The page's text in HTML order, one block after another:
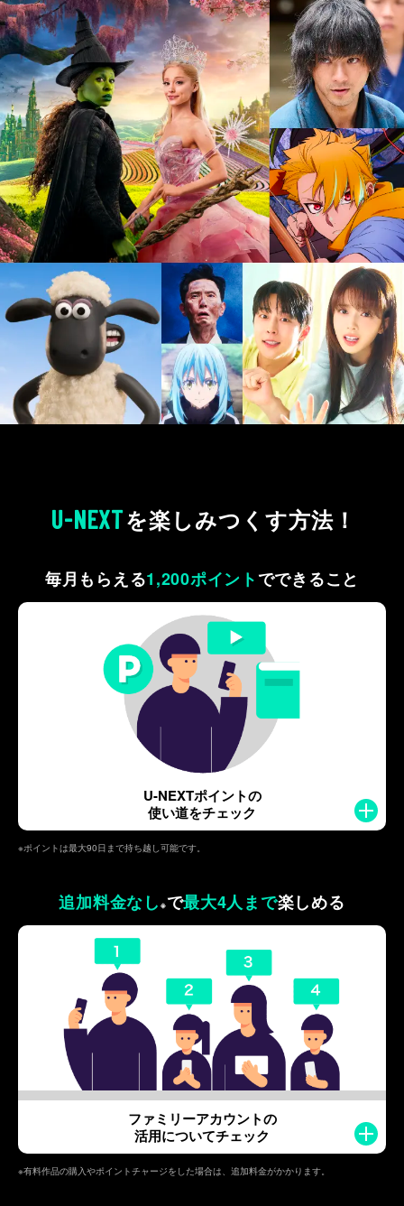
U-NEXTを楽しみつくす方法！
毎月もらえる1,200ポイントでできること
U-NEXTポイントの
使い道をチェック
※ポイントは最大90日まで持ち越し可能です。
追加料金なし ※で最大4人まで楽しめる
ファミリーアカウントの
活用についてチェック
※有料作品の購入やポイントチャージをした場合は、追加料金がかかります。